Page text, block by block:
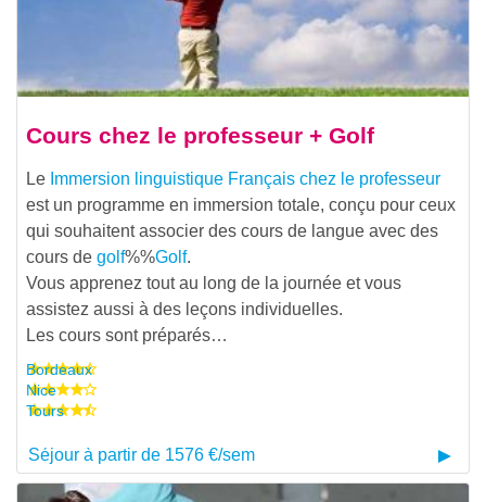
Cours chez le professeur + Golf
Le Immersion linguistique Français chez le professeur
est un programme en immersion totale, conçu pour ceux
qui souhaitent associer des cours de langue avec des
cours de golf%%Golf.
Vous apprenez tout au long de la journée et vous
assistez aussi à des leçons individuelles.
Les cours sont préparés…
Bordeaux
Nice
Tours
Séjour à partir de 1576 €/sem